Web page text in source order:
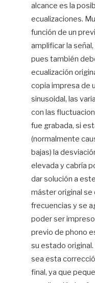
alcance es la
ecualizaciones.
función de un
amplificar la
pues también
ecualización
copia impresa de
sinusoidal, las
con las
fue grabada, si
(normalmente
bajas) la
elevada y cabría
dar solución a
máster original se
frecuencias y se
poder ser impreso
previo de phono
su estado
sea esta
final, ya que